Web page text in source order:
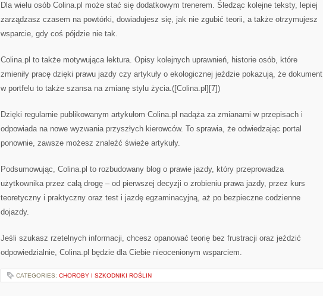
Dla wielu osób Colina.pl może stać się dodatkowym trenerem. Śledząc kolejne teksty, lepiej
zarządzasz czasem na powtórki, dowiadujesz się, jak nie zgubić teorii, a także otrzymujesz
wsparcie, gdy coś pójdzie nie tak.
Colina.pl to także motywująca lektura. Opisy kolejnych uprawnień, historie osób, które
zmieniły pracę dzięki prawu jazdy czy artykuły o ekologicznej jeździe pokazują, że dokument
w portfelu to także szansa na zmianę stylu życia.([Colina.pl][7])
Dzięki regularnie publikowanym artykułom Colina.pl nadąża za zmianami w przepisach i
odpowiada na nowe wyzwania przyszłych kierowców. To sprawia, że odwiedzając portal
ponownie, zawsze możesz znaleźć świeże artykuły.
Podsumowując, Colina.pl to rozbudowany blog o prawie jazdy, który przeprowadza
użytkownika przez całą drogę – od pierwszej decyzji o zrobieniu prawa jazdy, przez kurs
teoretyczny i praktyczny oraz test i jazdę egzaminacyjną, aż po bezpieczne codzienne
dojazdy.
Jeśli szukasz rzetelnych informacji, chcesz opanować teorię bez frustracji oraz jeździć
odpowiedzialnie, Colina.pl będzie dla Ciebie nieocenionym wsparciem.
CATEGORIES: CHOROBY I SZKODNIKI ROŚLIN